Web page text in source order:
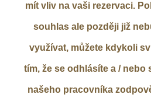
mít vliv na vaši rezervaci.
souhlas ale později již
využívat, můžete kdykoli
tím, že se odhlásíte a / nebo
našeho pracovníka